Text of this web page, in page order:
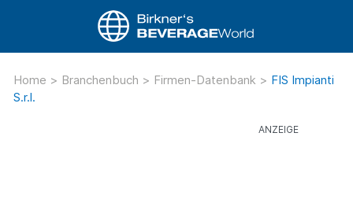
Home > Branchenbuch > Firmen-Datenbank > FIS Impianti
S.r.l.